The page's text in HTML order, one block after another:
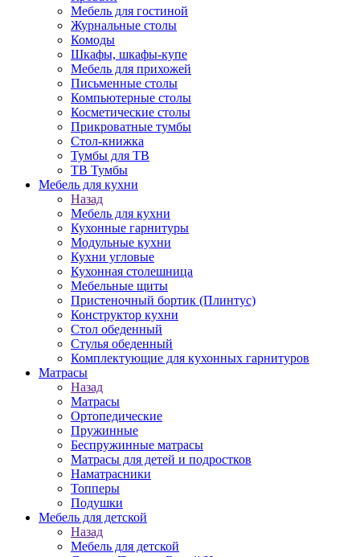
Мебель для гостиной
Журнальные столы
Комоды
Шкафы, шкафы-купе
Мебель для прихожей
Письменные столы
Компьютерные столы
Косметические столы
Прикроватные тумбы
Стол-книжка
Тумбы для ТВ
ТВ Тумбы
Мебель для кухни
Назад
Мебель для кухни
Кухонные гарнитуры
Модульные кухни
Кухни угловые
Кухонная столешница
Мебельные щиты
Пристеночный бортик (Плинтус)
Конструктор кухни
Стол обеденный
Стулья обеденный
Комплектующие для кухонных гарнитуров
Матраcы
Назад
Матраcы
Ортопедические
Пружинные
Беспружинные матрасы
Матрасы для детей и подростков
Наматрасники
Топперы
Подушки
Мебель для детской
Назад
Мебель для детской